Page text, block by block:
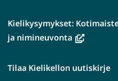
Kielikysymykset:
ja nimineuvonta(avautuu
ikkunaan,
Tilaa Kielikellon uutiskirje